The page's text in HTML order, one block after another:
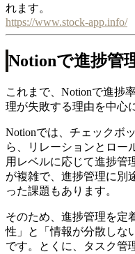
れます。
https://www.stock-app.info/
Notionで進捗管
これまで、Notionで進捗
理が失敗する理由を中心
Notionでは、チェックボ
ら、リレーションとロー
用レベルに応じて進捗管
が複雑で、進捗管理に別
った課題もあります。
そのため、進捗管理を定
性」と「情報が分散しな
です。とくに、タスク管